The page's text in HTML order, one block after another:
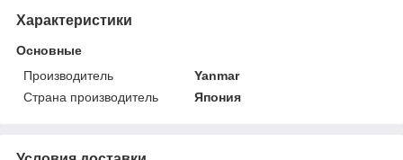
Характеристики
Основные
Производитель
Yanmar
Страна производитель
Япония